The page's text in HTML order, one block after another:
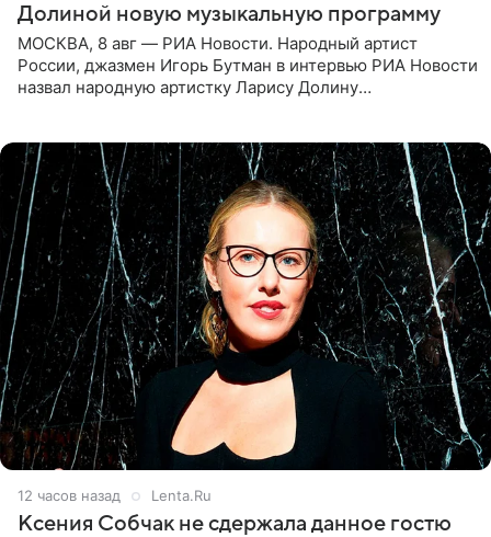
Долиной новую музыкальную программу
МОСКВА, 8 авг — РИА Новости. Народный артист
России, джазмен Игорь Бутман в интервью РИА Новости
назвал народную артистку Ларису Долину
12 часов назад Lenta.Ru
Ксения Собчак не сдержала данное гостю